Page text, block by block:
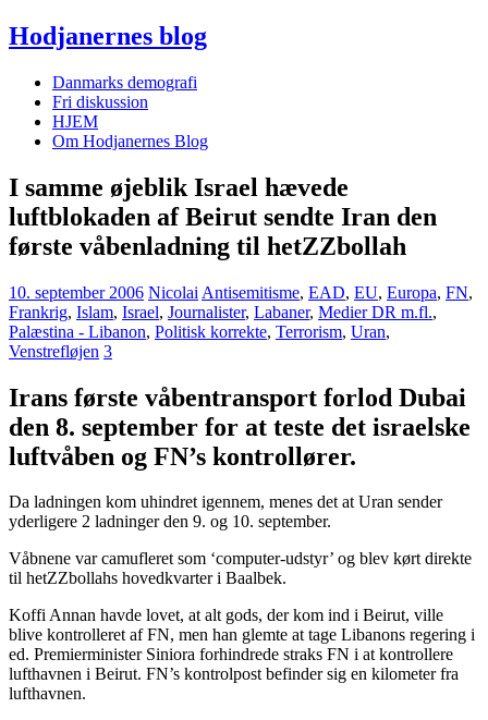
Hodjanernes blog
Danmarks demografi
Fri diskussion
HJEM
Om Hodjanernes Blog
I samme øjeblik Israel hævede
luftblokaden af Beirut sendte Iran den
første våbenladning til hetZZbollah
10. september 2006 Nicolai Antisemitisme, EAD, EU, Europa, FN,
Frankrig, Islam, Israel, Journalister, Labaner, Medier DR m.fl.,
Palæstina - Libanon, Politisk korrekte, Terrorism, Uran,
Venstrefløjen 3
Irans første våbentransport forlod Dubai
den 8. september for at teste det israelske
luftvåben og FN’s kontrollører.
Da ladningen kom uhindret igennem, menes det at Uran sender
yderligere 2 ladninger den 9. og 10. september.
Våbnene var camufleret som ‘computer-udstyr’ og blev kørt direkte
til hetZZbollahs hovedkvarter i Baalbek.
Koffi Annan havde lovet, at alt gods, der kom ind i Beirut, ville
blive kontrolleret af FN, men han glemte at tage Libanons regering i
ed. Premierminister Siniora forhindrede straks FN i at kontrollere
lufthavnen i Beirut. FN’s kontrolpost befinder sig en kilometer fra
lufthavnen.